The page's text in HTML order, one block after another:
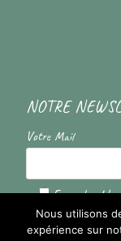
NOTRE
Votre Mail
En cochant la
Nous utilisons
expérience sur